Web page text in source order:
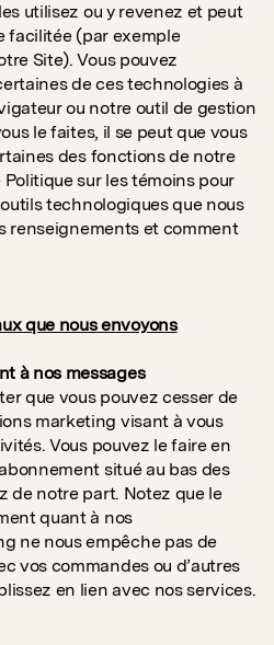
utilisez ou y revenez et peut
facilitée (par exemple
Site). Vous pouvez
de ces technologies à
ou notre outil de gestion
le faites, il se peut que vous
des fonctions de notre
sur les témoins pour
technologiques que nous
renseignements et comment
que nous envoyons
à nos messages
que vous pouvez cesser de
marketing visant à vous
Vous pouvez le faire en
situé au bas des
de notre part. Notez que le
quant à nos
ne nous empêche pas de
vos commandes ou d’autres
en lien avec nos services.